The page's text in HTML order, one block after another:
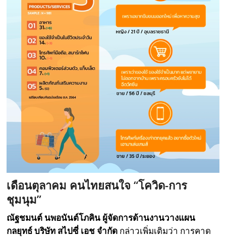
เดือนตุลาคม คนไทยสนใจ “โควิด-การ
ชุมนุม”
ณัฐชมนต์ นพอนันต์โภคิน ผู้จัดการด้านงานวางแผน
กลยุทธ์ บริษัท สไปซี่ เอช จำกัด กล่าวเพิ่มเติมว่า การคาด